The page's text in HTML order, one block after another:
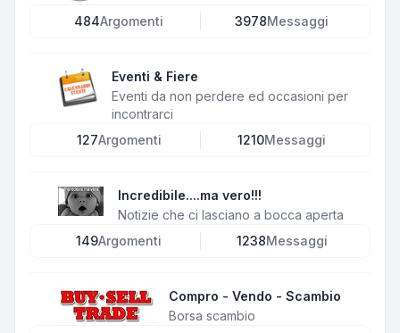
484Argomenti 3978Messaggi
Eventi & Fiere
Eventi da non perdere ed occasioni per
incontrarci
127Argomenti 1210Messaggi
Incredibile....ma vero!!!
Notizie che ci lasciano a bocca aperta
149Argomenti 1238Messaggi
Compro - Vendo - Scambio
Borsa scambio